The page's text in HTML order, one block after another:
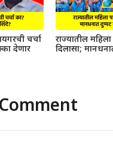
चर्चा
देणार
राज्यातील महिला
दिलासा;